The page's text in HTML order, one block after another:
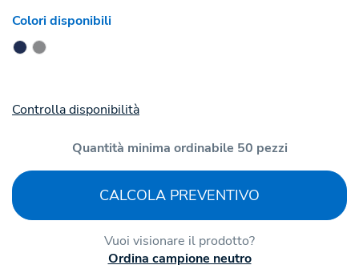
Colori disponibili
Controlla disponibilità
Quantità minima ordinabile 50 pezzi
CALCOLA PREVENTIVO
Vuoi visionare il prodotto?
Ordina campione neutro